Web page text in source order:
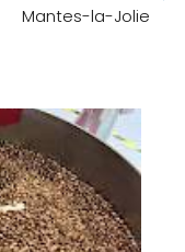
Mantes-la-Jolie